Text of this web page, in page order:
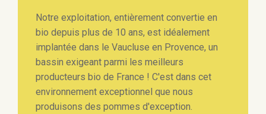
Notre exploitation, entièrement convertie en
bio depuis plus de 10 ans, est idéalement
implantée dans le Vaucluse en Provence, un
bassin exigeant parmi les meilleurs
producteurs bio de France ! C'est dans cet
environnement exceptionnel que nous
produisons des pommes d'exception.